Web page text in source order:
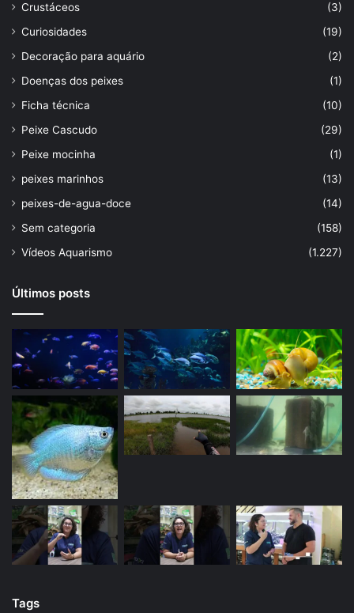
Crustáceos
(3)
Curiosidades
(19)
Decoração para aquário
(2)
Doenças dos peixes
(1)
Ficha técnica
(10)
Peixe Cascudo
(29)
Peixe mocinha
(1)
peixes marinhos
(13)
peixes-de-agua-doce
(14)
Sem categoria
(158)
Vídeos Aquarismo
(1.227)
Últimos posts
Tags